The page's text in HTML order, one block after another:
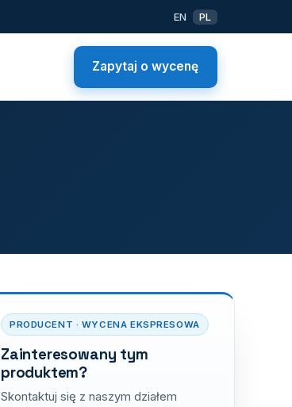
EN PL
Zapytaj o wycenę
PRODUCENT · WYCENA EKSPRESOWA
Zainteresowany tym
produktem?
Skontaktuj się z naszym działem